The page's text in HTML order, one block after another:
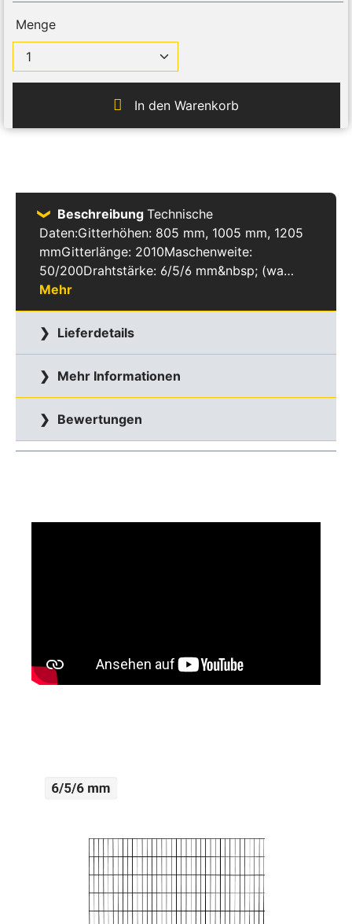
Menge
In den Warenkorb
Beschreibung Technische
Daten:Gitterhöhen: 805 mm, 1005 mm, 1205
mmGitterlänge: 2010Maschenweite:
50/200Drahtstärke: 6/5/6 mm&nbsp; (wa…
Mehr
Lieferdetails
Mehr Informationen
Bewertungen